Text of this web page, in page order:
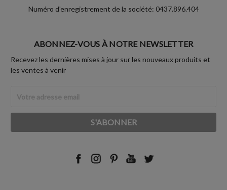
Numéro d'enregistrement de la société: 0437.896.404
ABONNEZ-VOUS À NOTRE NEWSLETTER
Recevez les dernières mises à jour sur les nouveaux produits et
les ventes à venir
Email